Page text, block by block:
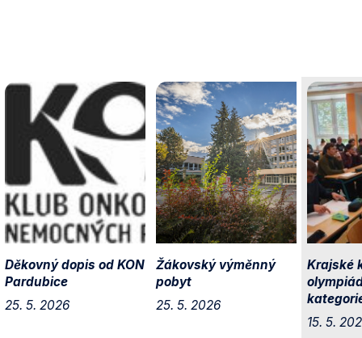
Děkovný dopis od KON
Pardubice
25. 5. 2026
Žákovský výměnný
pobyt
25. 5. 2026
Krajské
15. 5.